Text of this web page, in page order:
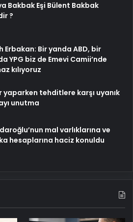
Bakbak Eşi Bülent Bakbak
?
Erbakan: Bir yanda ABD, bir
YPG biz de Emevi Camii’nde
kılıyoruz
yaparken tehditlere karşı uyanık
unutma
mal varlıklarına ve
hesaplarına haciz konuldu